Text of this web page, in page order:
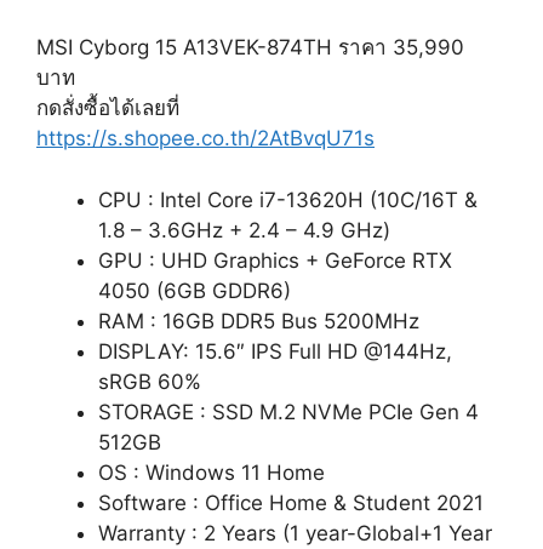
MSI Cyborg 15 A13VEK-874TH ราคา 35,990
บาท
กดสั่งซื้อได้เลยที่
https://s.shopee.co.th/2AtBvqU71s
CPU : Intel Core i7-13620H (10C/16T &
1.8 – 3.6GHz + 2.4 – 4.9 GHz)
GPU : UHD Graphics + GeForce RTX
4050 (6GB GDDR6)
RAM : 16GB DDR5 Bus 5200MHz
DISPLAY: 15.6″ IPS Full HD @144Hz,
sRGB 60%
STORAGE : SSD M.2 NVMe PCIe Gen 4
512GB
OS : Windows 11 Home
Software : Office Home & Student 2021
Warranty : 2 Years (1 year-Global+1 Year